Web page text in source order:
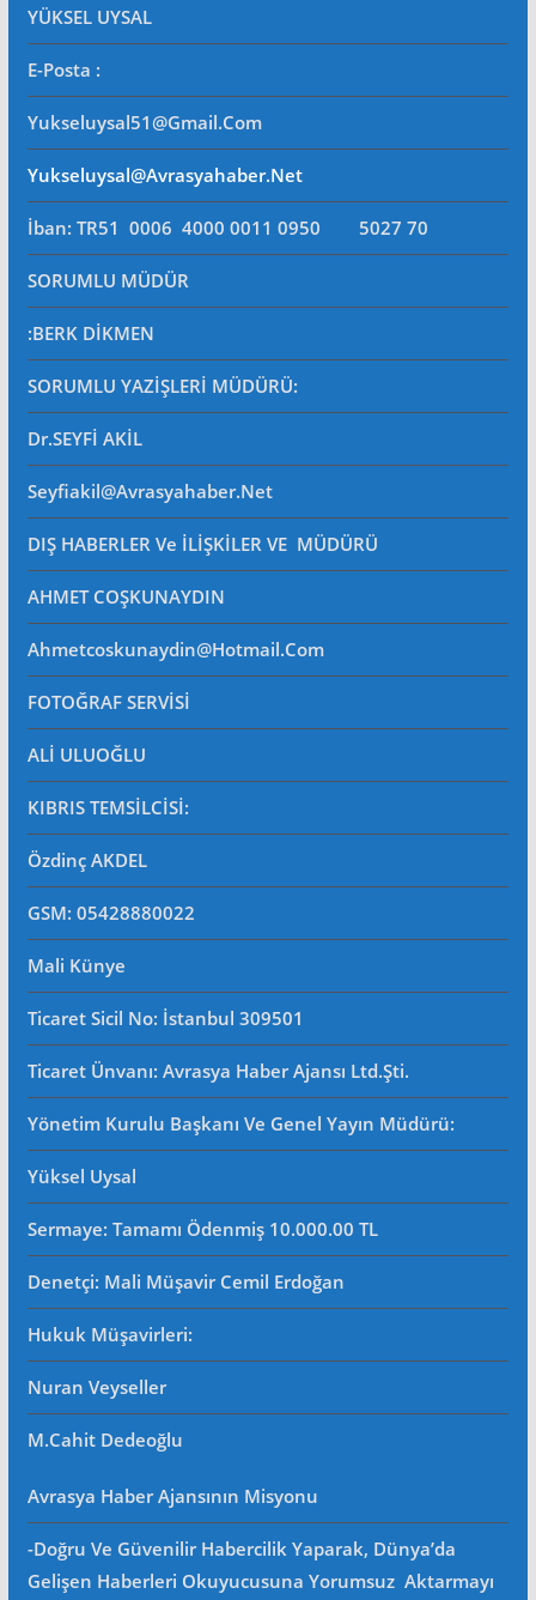
YÜKSEL UYSAL
E-Posta :
Yukseluysal51@gmail.com
Yukseluysal@avrasyahaber.net
İban: TR51 0006 4000 0011 0950 5027 70
SORUMLU MÜDÜR
:BERK DİKMEN
SORUMLU YAZİŞLERİ MÜDÜRÜ:
Dr.SEYFİ AKİL
Seyfiakil@avrasyahaber.net
DIŞ HABERLER Ve İLİŞKİLER VE MÜDÜRÜ
AHMET COŞKUNAYDIN
Ahmetcoskunaydin@hotmail.com
FOTOĞRAF SERVİSİ
ALİ ULUOĞLU
KIBRIS TEMSİLCİSİ:
Özdinç AKDEL
GSM: 05428880022
Mali Künye
Ticaret Sicil No: İstanbul 309501
Ticaret Ünvanı: Avrasya Haber Ajansı Ltd.Şti.
Yönetim Kurulu Başkanı Ve Genel Yayın Müdürü:
Yüksel Uysal
Sermaye: Tamamı Ödenmiş 10.000.00 TL
Denetçi: Mali Müşavir Cemil Erdoğan
Hukuk Müşavirleri:
Nuran Veyseller
M.Cahit Dedeoğlu
Avrasya Haber Ajansının Misyonu
-Doğru Ve Güvenilir Habercilik Yaparak, Dünya’da
Gelişen Haberleri Okuyucusuna Yorumsuz Aktarmayı